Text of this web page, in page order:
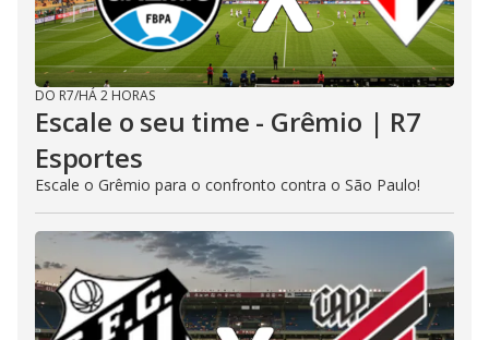
DO R7/HÁ 2 HORAS
Escale o seu time - Grêmio | R7
Esportes
Escale o Grêmio para o confronto contra o São Paulo!